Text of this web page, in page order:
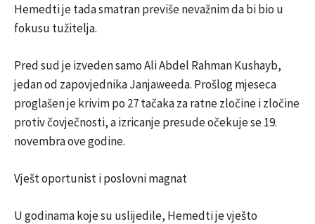
Hemedti je tada smatran previše nevažnim da bi bio u
fokusu tužitelja.
Pred sud je izveden samo Ali Abdel Rahman Kushayb,
jedan od zapovjednika Janjaweeda. Prošlog mjeseca
proglašen je krivim po 27 tačaka za ratne zločine i zločine
protiv čovječnosti, a izricanje presude očekuje se 19.
novembra ove godine.
Vješt oportunist i poslovni magnat
U godinama koje su uslijedile, Hemedti je vješto